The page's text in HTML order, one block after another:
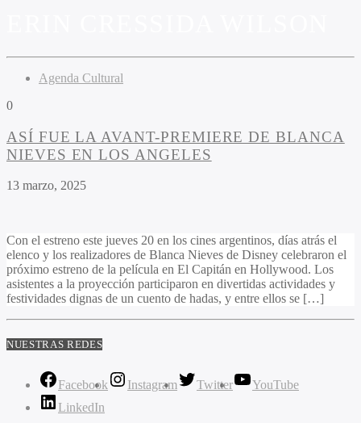
Agenda Cultural
0
ASÍ FUE LA AVANT-PREMIERE DE BLANCA
NIEVES EN LOS ANGELES
13 marzo, 2025
Con el estreno este jueves 20 en los cines argentinos, días atrás el
elenco y los realizadores de Blanca Nieves de Disney celebraron el
próximo estreno de la película en El Capitán en Hollywood. Los
asistentes a la proyección participaron en divertidas actividades y
festividades dignas de un cuento de hadas, y entre ellos se […]
NUESTRAS REDES
Facebook Instagram Twitter
YouTube
LinkedIn